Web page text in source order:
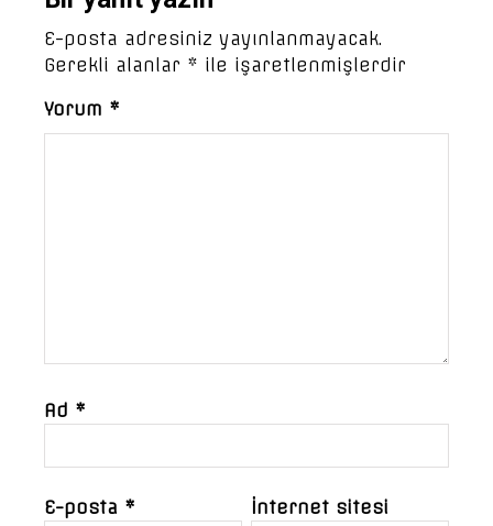
E-posta adresiniz yayınlanmayacak.
Gerekli alanlar * ile işaretlenmişlerdir
Yorum *
Ad *
E-posta * İnternet sitesi